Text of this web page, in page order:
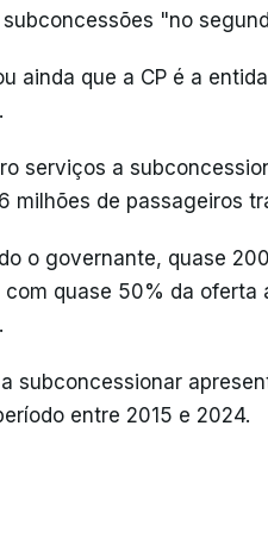
"no
ainda que a CP é a
serviços a
milhões de passageiros
o governante, quase
com quase 50% da oferta
subconcessionar
entre 2015 e 2024.